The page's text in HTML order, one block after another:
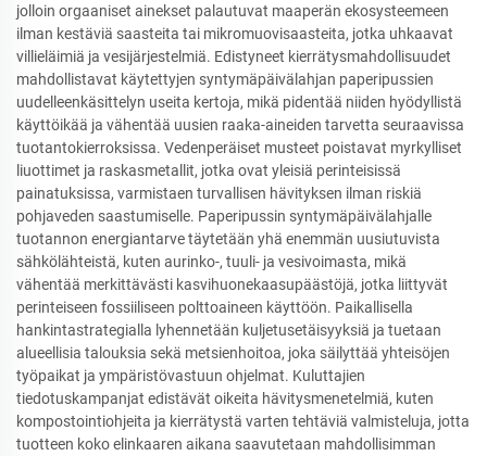
jolloin orgaaniset ainekset palautuvat maaperän ekosysteemeen
ilman kestäviä saasteita tai mikromuovisaasteita, jotka uhkaavat
villieläimiä ja vesijärjestelmiä. Edistyneet kierrätysmahdollisuudet
mahdollistavat käytettyjen syntymäpäivälahjan paperipussien
uudelleenkäsittelyn useita kertoja, mikä pidentää niiden hyödyllistä
käyttöikää ja vähentää uusien raaka-aineiden tarvetta seuraavissa
tuotantokierroksissa. Vedenperäiset musteet poistavat myrkylliset
liuottimet ja raskasmetallit, jotka ovat yleisiä perinteisissä
painatuksissa, varmistaen turvallisen hävityksen ilman riskiä
pohjaveden saastumiselle. Paperipussin syntymäpäivälahjalle
tuotannon energiantarve täytetään yhä enemmän uusiutuvista
sähkölähteistä, kuten aurinko-, tuuli- ja vesivoimasta, mikä
vähentää merkittävästi kasvihuonekaasupäästöjä, jotka liittyvät
perinteiseen fossiiliseen polttoaineen käyttöön. Paikallisella
hankintastrategialla lyhennetään kuljetusetäisyyksiä ja tuetaan
alueellisia talouksia sekä metsienhoitoa, joka säilyttää yhteisöjen
työpaikat ja ympäristövastuun ohjelmat. Kuluttajien
tiedotuskampanjat edistävät oikeita hävitysmenetelmiä, kuten
kompostointiohjeita ja kierrätystä varten tehtäviä valmisteluja, jotta
tuotteen koko elinkaaren aikana saavutetaan mahdollisimman